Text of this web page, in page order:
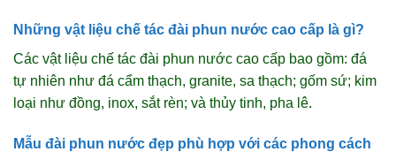
Những vật liệu chế tác đài phun nước cao cấp là gì?
Các vật liệu chế tác đài phun nước cao cấp bao gồm: đá
tự nhiên như đá cẩm thạch, granite, sa thạch; gốm sứ; kim
loại như đồng, inox, sắt rèn; và thủy tinh, pha lê.
Mẫu đài phun nước đẹp phù hợp với các phong cách